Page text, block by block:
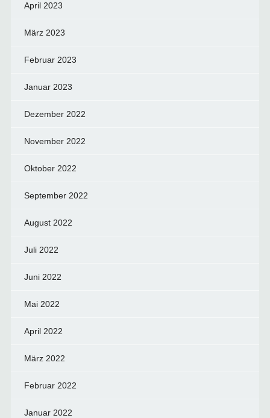
April 2023
März 2023
Februar 2023
Januar 2023
Dezember 2022
November 2022
Oktober 2022
September 2022
August 2022
Juli 2022
Juni 2022
Mai 2022
April 2022
März 2022
Februar 2022
Januar 2022